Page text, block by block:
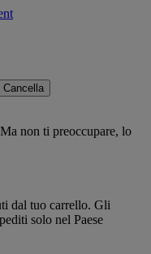
Cancella
non ti preoccupare, lo
dal tuo carrello. Gli
solo nel Paese